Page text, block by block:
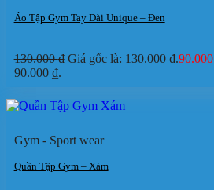
Áo Tập Gym Tay Dài Unique – Đen
130.000₫ Giá gốc là: 130.000 ₫.90.000
90.000 ₫.
Gym - Sport wear
Quần Tập Gym – Xám